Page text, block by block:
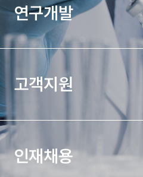
연구개발
고객지원
인재채용